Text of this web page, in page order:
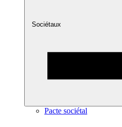
Sociétaux
Pacte sociétal